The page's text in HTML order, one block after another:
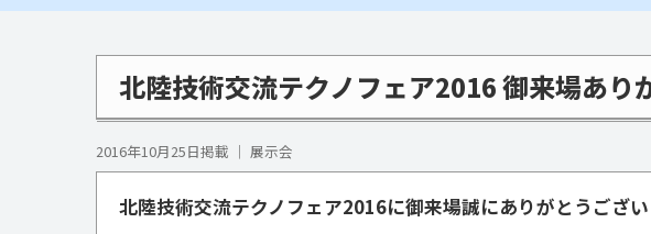
北陸技術交流テクノフェア2016 御来場あ
2016年10月25日掲載 ｜ 展示会
北陸技術交流テクノフェア2016に御来場誠にありがとうござい